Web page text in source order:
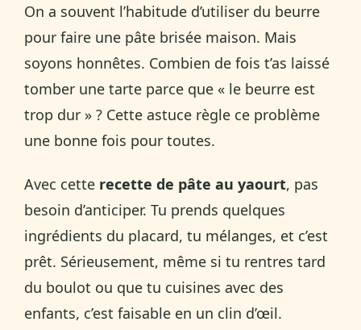
On a souvent l’habitude d’utiliser du beurre
pour faire une pâte brisée maison. Mais
soyons honnêtes. Combien de fois t’as laissé
tomber une tarte parce que « le beurre est
trop dur » ? Cette astuce règle ce problème
une bonne fois pour toutes.
Avec cette recette de pâte au yaourt, pas
besoin d’anticiper. Tu prends quelques
ingrédients du placard, tu mélanges, et c’est
prêt. Sérieusement, même si tu rentres tard
du boulot ou que tu cuisines avec des
enfants, c’est faisable en un clin d’œil.